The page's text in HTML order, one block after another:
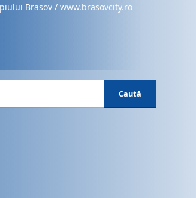
Brasov / www.brasovcity.ro
Caută